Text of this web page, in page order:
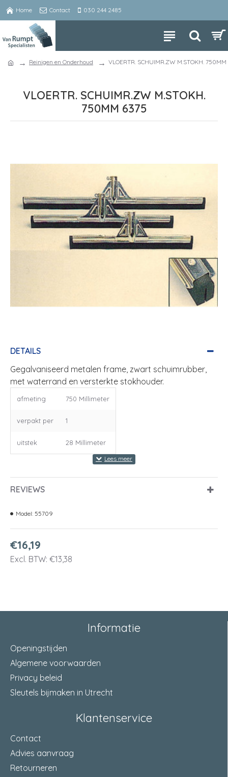
Home Contact 030 244 2485
Reinigen en Onderhoud VLOERTR. SCHUIMR.ZW M.STOKH.
VLOERTR. SCHUIMR.ZW M.STOKH.
750MM 6375
DETAILS
Gegalvaniseerd metalen frame, zwart schuimrubber,
met waterrand en versterkte stokhouder.
afmeting 750 Millimeter
verpakt per 1
uitstek 28 Millimeter
REVIEWS
€16,19
Excl. BTW: €13,38
Model: 55709
Informatie
Openingstijden
Algemene voorwaarden
Privacy beleid
Sleutels bijmaken in Utrecht
Klantenservice
Contact
Advies aanvraag
Retourneren